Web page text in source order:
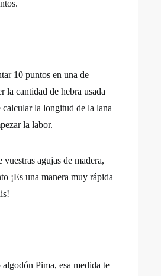
10 puntos en una de
la cantidad de hebra usada
calcular la longitud de la lana
la labor.
vuestras agujas de madera,
¡Es una manera muy rápida
algodón Pima, esa medida te